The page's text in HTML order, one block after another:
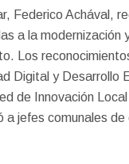
Federico Achával,
a la modernización
Los
Digital y Desarrollo
de Innovación
a jefes comunales